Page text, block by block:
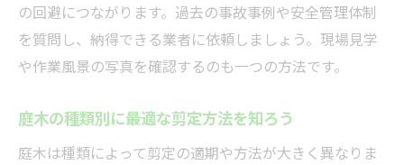
の回避につながります。過去の事故事例や安全管理体制
を質問し、納得できる業者に依頼しましょう。現場見学
や作業風景の写真を確認するのも一つの方法です。
庭木の種類別に最適な剪定方法を知ろう
庭木は種類によって剪定の適期や方法が大きく異なりま